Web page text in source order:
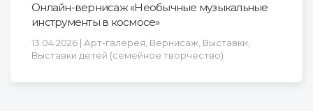
Онлайн-вернисаж «Необычные музыкальные
инструменты в космосе»
13.04.2026 | Арт-галерея, Вернисаж, Выставки,
Выставки детей (семейное творчество)